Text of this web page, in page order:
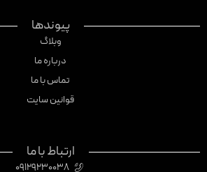
پیوندها
وبلاگ
درباره ما
تماس با ما
قوانین سایت
ارتباط با ما
09129230038